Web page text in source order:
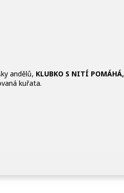
andělů, KLUBKO S NITÍ POMÁHÁ,
kuřata.